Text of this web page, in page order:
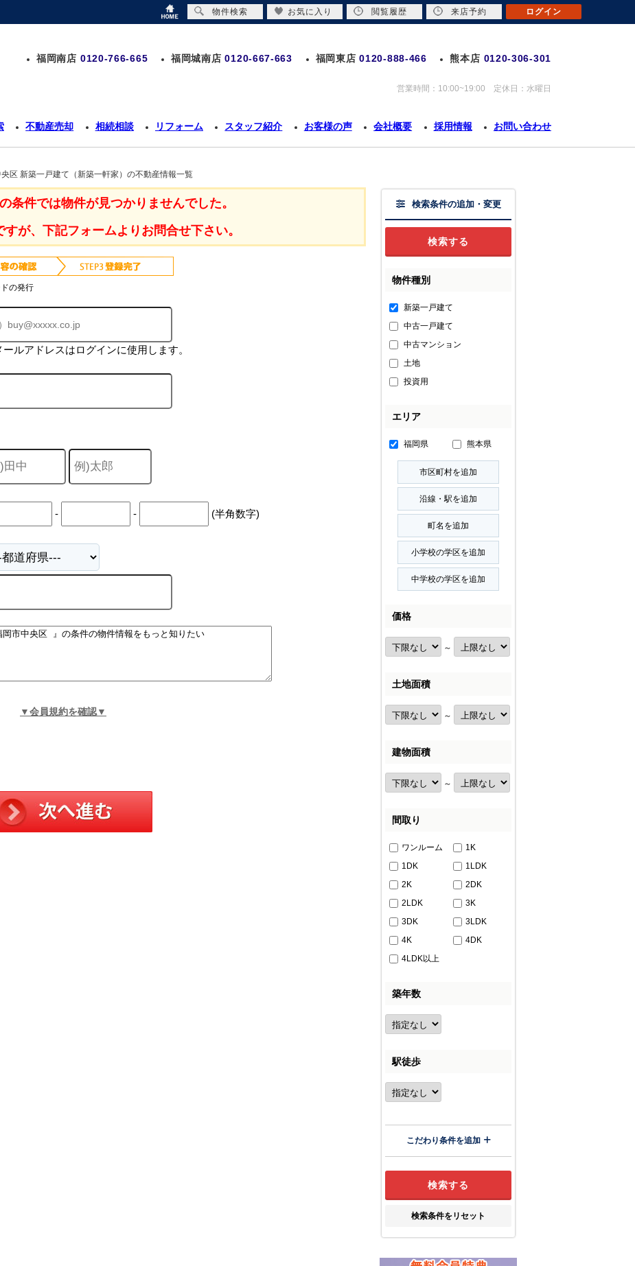
福岡南店 0120-766-665 福岡城南店 0120-667-663 福岡東店 0120-888-466 熊本店 0120-306-301
営業時間：10:00~19:00 定休日：水曜日
不動産売却 相続相談 リフォーム スタッフ紹介 お客様の声 会社概要 採用情報 お問い合わせ
区 新築一戸建て（新築一軒家）の不動産情報一覧
条件では物件が見つかりませんでした。
すが、下記フォームよりお問合せ下さい。
の発行
ルアドレスはログインに使用します。
- - (半角数字)
▼会員規約を確認▼
検索条件の追加・変更
物件種別
新築一戸建て
中古一戸建て
中古マンション
土地
投資用
エリア
福岡県 熊本県
価格
～
土地面積
～
建物面積
～
間取り
ワンルーム
1K
1DK
1LDK
2K
2DK
2LDK
3K
3DK
3LDK
4K
4DK
4LDK以上
築年数
駅徒歩
こだわり条件を追加
検索条件をリセット
物件検索 お気に入り 閲覧履歴 来店予約 ログイン